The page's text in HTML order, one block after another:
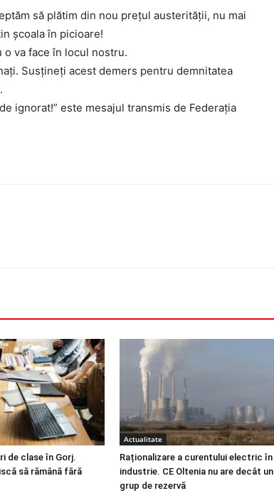
să plătim din nou prețul austerității, nu mai
școala în picioare!
o va face în locul nostru.
Susțineți acest demers pentru demnitatea
ignorat!” este mesajul transmis de Federația
de clase în Gorj.
să rămână fără
Actualitate
Raționalizare a curentului electric în
industrie. CE Oltenia nu are decât un
grup de rezervă